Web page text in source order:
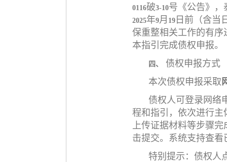
0116破3-10号《公告》，
2025年9月 19 日前（含当
保重整相关工作的有
本指引完成债权申报。
四、
债权申报方式
本次债权申报采取
债权人可登录网络
程和指引，依次进行
上传证据材料等步骤
击提交。系统支持查
特别提示： 债权人